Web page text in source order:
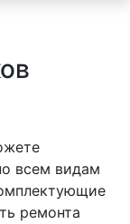
всем видам
ремонта